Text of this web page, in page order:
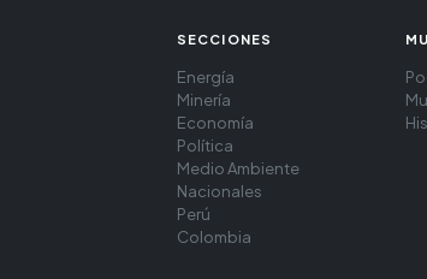
SECCIONES
Energía
Minería
Economía
Política
Medio Ambiente
Nacionales
Perú
Colombia